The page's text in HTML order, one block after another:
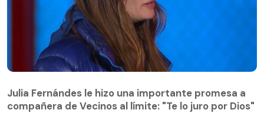
compañera de Vecinos al límite: "Te lo juro por Dios"
Julia Fernándes le hizo una importante promesa a
compañera de Vecinos al límite: "Te lo juro por Dios"